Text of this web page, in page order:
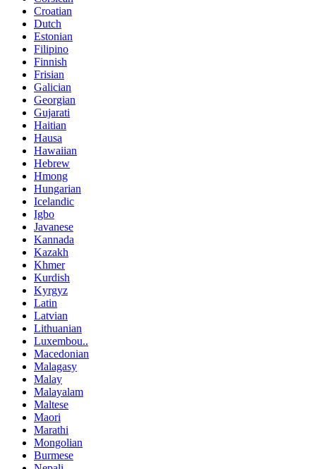
Croatian
Dutch
Estonian
Filipino
Finnish
Frisian
Galician
Georgian
Gujarati
Haitian
Hausa
Hawaiian
Hebrew
Hmong
Hungarian
Icelandic
Igbo
Javanese
Kannada
Kazakh
Khmer
Kurdish
Kyrgyz
Latin
Latvian
Lithuanian
Luxembou..
Macedonian
Malagasy
Malay
Malayalam
Maltese
Maori
Marathi
Mongolian
Burmese